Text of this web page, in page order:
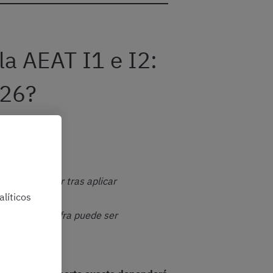
AEAT I1 e I2:
ser mayor tras aplicar
Esta cifra puede ser